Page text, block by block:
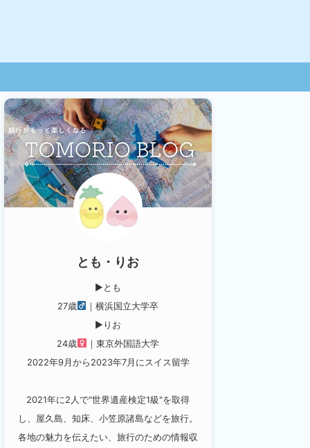
とも・りお
▶︎とも
27歳
｜横浜国立大学卒
▶︎りお
24歳
｜東京外国語大学
2022年9月から2023年7月にスイス留学
2021年に2人で"世界遺産検定1級"を取得
し、屋久島、知床、小笠原諸島などを旅行。
各地の魅力を伝えたい、旅行のための情報収